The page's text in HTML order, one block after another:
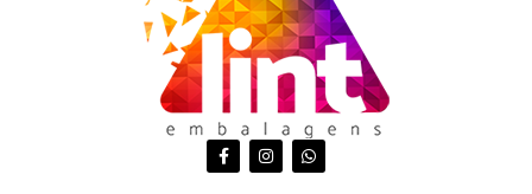
F
a
c
I
n
s
W
h
a